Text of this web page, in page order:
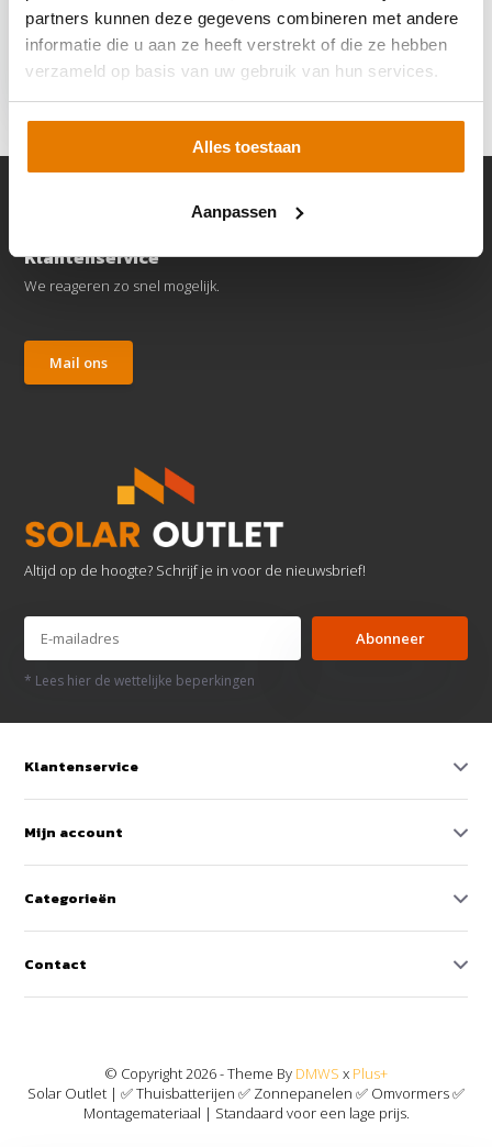
partners kunnen deze gegevens combineren met andere
informatie die u aan ze heeft verstrekt of die ze hebben
verzameld op basis van uw gebruik van hun services.
Alles toestaan
Aanpassen
Huawei SUN2000-
15K-MB0 omvormer
Klantenservice
We reageren zo snel mogelijk.
Mail ons
Altijd op de hoogte? Schrijf je in voor de nieuwsbrief!
Abonneer
* Lees hier de wettelijke beperkingen
Klantenservice
Mijn account
Categorieën
Contact
© Copyright 2026 - Theme By DMWS x Plus+
Solar Outlet | ✅ Thuisbatterijen ✅ Zonnepanelen ✅ Omvormers ✅
Montagemateriaal | Standaard voor een lage prijs.